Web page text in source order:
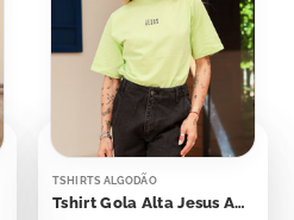
TSHIRTS ALGODÃO
Tshirt Gola Alta Jesus Aplicação